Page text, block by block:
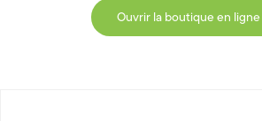
Ouvrir la boutique en ligne